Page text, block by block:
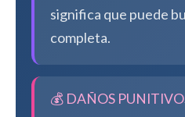
significa que puede
completa.
💰 DAÑOS